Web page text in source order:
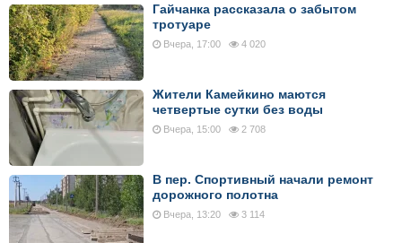
Гайчанка рассказала о забытом
тротуаре
Вчера, 17:00 4 020
Жители Камейкино маются
четвертые сутки без воды
Вчера, 15:00 2 708
В пер. Спортивный начали ремонт
дорожного полотна
Вчера, 13:20 3 114